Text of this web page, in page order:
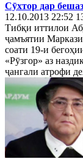
Сӯхтор дар
12.10.2013 22:52
Тибқи иттилои
ҷамъятии
соати 19-и
«Рӯзгор» аз
ҷангали атрофи